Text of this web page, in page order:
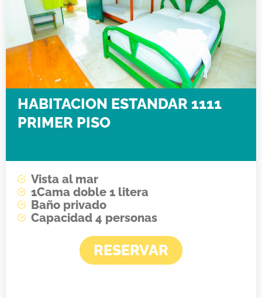
HABITACION ESTANDAR 1111
PRIMER PISO
Vista al mar
1Cama doble 1 litera
Baño privado
Capacidad 4 personas
RESERVAR